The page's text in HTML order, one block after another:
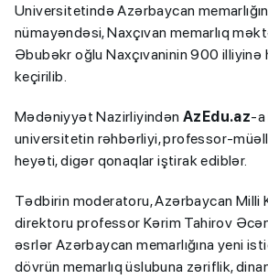
Universitetində Azərbaycan
nümayəndəsi, Naxçıvan memarlıq
Əbubəkr oğlu Naxçıvaninin 900 illiyinə
keçirilib.
Mədəniyyət Nazirliyindən AzEdu.az-a
universitetin rəhbərliyi, professor-
heyəti, digər qonaqlar iştirak ediblər.
Tədbirin moderatoru, Azərbaycan Milli
direktoru professor Kərim Tahirov
əsrlər Azərbaycan memarlığına yeni
dövrün memarlıq üslubuna zəriflik,